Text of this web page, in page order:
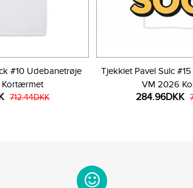
#10 Udebanetrøje
712.44DKK
Tjekkiet Pavel Sulc
VM 2026
284.96DKK